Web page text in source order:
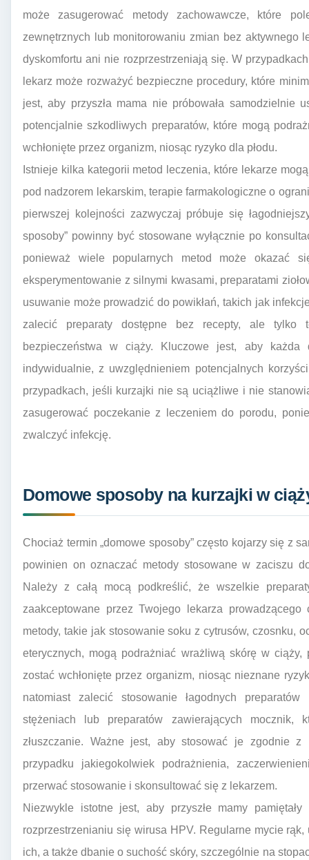
może zasugerować metody zachowawcze, które
zewnętrznych lub monitorowaniu zmian bez aktywnego
dyskomfortu ani nie rozprzestrzeniają się. W
lekarz może rozważyć bezpieczne procedury, które
jest, aby przyszła mama nie próbowała samodzielnie
potencjalnie szkodliwych preparatów, które mogą
wchłonięte przez organizm, niosąc ryzyko dla płodu.
Istnieje kilka kategorii metod leczenia, które lekarze
pod nadzorem lekarskim, terapie farmakologiczne o
pierwszej kolejności zazwyczaj próbuje się
sposoby” powinny być stosowane wyłącznie po
ponieważ wiele popularnych metod może okazać
eksperymentowanie z silnymi kwasami, preparatami
usuwanie może prowadzić do powikłań, takich jak
zalecić preparaty dostępne bez recepty, ale tylko
bezpieczeństwa w ciąży. Kluczowe jest, aby każda
indywidualnie, z uwzględnieniem potencjalnych
przypadkach, jeśli kurzajki nie są uciążliwe i nie
zasugerować poczekanie z leczeniem do porodu,
zwalczyć infekcję.
Domowe sposoby na kurzajki w
Chociaż termin „domowe sposoby” często kojarzy się z
powinien on oznaczać metody stosowane w zaciszu
Należy z całą mocą podkreślić, że wszelkie
zaakceptowane przez Twojego lekarza
metody, takie jak stosowanie soku z cytrusów, czosnku,
eterycznych, mogą podrażniać wrażliwą skórę w
zostać wchłonięte przez organizm, niosąc nieznane
natomiast zalecić stosowanie łagodnych
stężeniach lub preparatów zawierających
złuszczanie. Ważne jest, aby stosować je zgodnie
przypadku jakiegokolwiek podrażnienia,
przerwać stosowanie i skonsultować się z lekarzem.
Niezwykle istotne jest, aby przyszłe mamy
rozprzestrzenianiu się wirusa HPV. Regularne mycie
ich, a także dbanie o suchość skóry, szczególnie na